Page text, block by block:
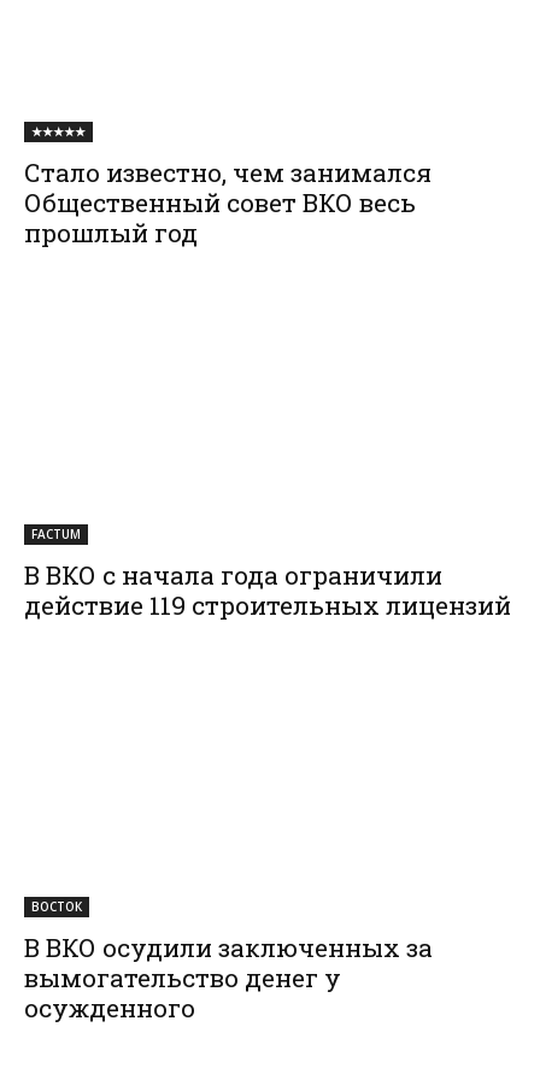
★★★★★
Стало известно, чем занимался
Общественный совет ВКО весь
прошлый год
FACTUM
В ВКО с начала года ограничили
действие 119 строительных лицензий
ВОСТОК
В ВКО осудили заключенных за
вымогательство денег у
осужденного